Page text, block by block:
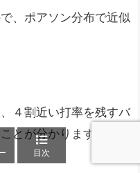
、ポアソン分布で近似
４割近い打率を残すバ
ことが分かります。
目次